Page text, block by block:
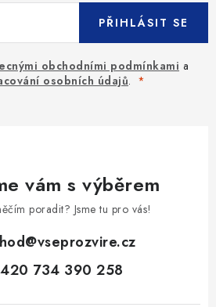
obchodními podmínkami a
osobních údajů.
PŘIHLÁSIT SE
vám s výběrem
poradit? Jsme tu pro vás!
@vseprozvire.cz
734 390 258